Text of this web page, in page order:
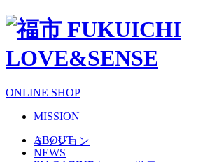
ONLINE SHOP
MISSION
ミッション
ABOUT
NEWS